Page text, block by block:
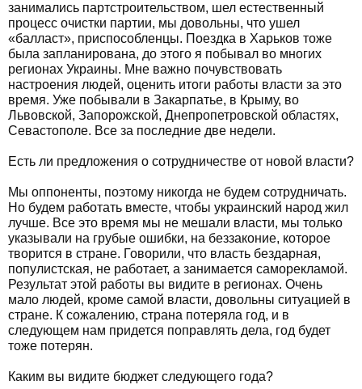
занимались партстроительством, шел естественный
процесс очистки партии, мы довольны, что ушел
«балласт», приспособленцы. Поездка в Харьков тоже
была запланирована, до этого я побывал во многих
регионах Украины. Мне важно почувствовать
настроения людей, оценить итоги работы власти за это
время. Уже побывали в Закарпатье, в Крыму, во
Львовской, Запорожской, Днепропетровской областях,
Севастополе. Все за последние две недели.
Есть ли предложения о сотрудничестве от новой власти?
Мы оппоненты, поэтому никогда не будем сотрудничать.
Но будем работать вместе, чтобы украинский народ жил
лучше. Все это время мы не мешали власти, мы только
указывали на грубые ошибки, на беззаконие, которое
творится в стране. Говорили, что власть бездарная,
популистская, не работает, а занимается саморекламой.
Результат этой работы вы видите в регионах. Очень
мало людей, кроме самой власти, довольны ситуацией в
стране. К сожалению, страна потеряла год, и в
следующем нам придется поправлять дела, год будет
тоже потерян.
Каким вы видите бюджет следующего года?